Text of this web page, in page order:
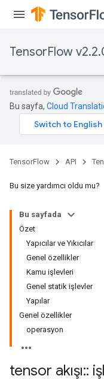
TensorFlow
Bu sayfa, Cloud
TensorFlow API
Bu size yardımcı oldu mu?
Bu sayfada
Özet
Yapıcılar ve Yıkıcılar
Genel özellikler
Kamu işlevleri
Genel statik işlevler
Yapılar
Genel özellikler
operasyon
tensor akışı::